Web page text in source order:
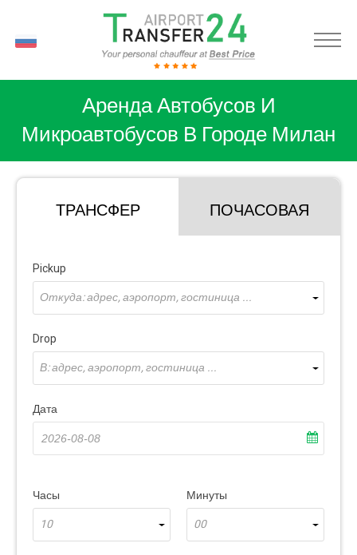
Аренда Автобусов И
Микроавтобусов В Городе Милан
ТРАНСФЕР ПОЧАСОВАЯ
Pickup
Откуда: адрес, аэропорт, гостиница ...
Drop
В: адрес, аэропорт, гостиница ...
Дата
Часы
10
Минуты
00